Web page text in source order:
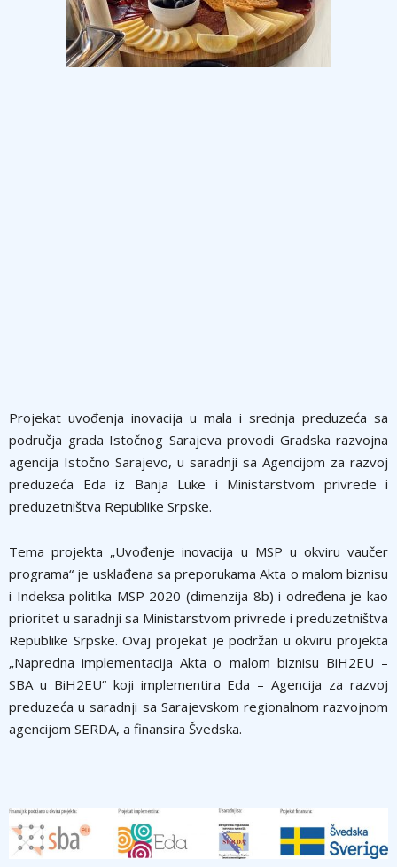
Projekat uvođenja inovacija u mala i srednja preduzeća sa
područja grada Istočnog Sarajeva provodi Gradska razvojna
agencija Istočno Sarajevo, u saradnji sa Agencijom za razvoj
preduzeća Eda iz Banja Luke i Ministarstvom privrede i
preduzetništva Republike Srpske.
Tema projekta „Uvođenje inovacija u MSP u okviru vaučer
programa“ je usklađena sa preporukama Akta o malom biznisu
i Indeksa politika MSP 2020 (dimenzija 8b) i određena je kao
prioritet u saradnji sa Ministarstvom privrede i preduzetništva
Republike Srpske. Ovaj projekat je podržan u okviru projekta
„Napredna implementacija Akta o malom biznisu BiH2EU –
SBA u BiH2EU“ koji implementira Eda – Agencija za razvoj
preduzeća u saradnji sa Sarajevskom regionalnom razvojnom
agencijom SERDA, a finansira Švedska.